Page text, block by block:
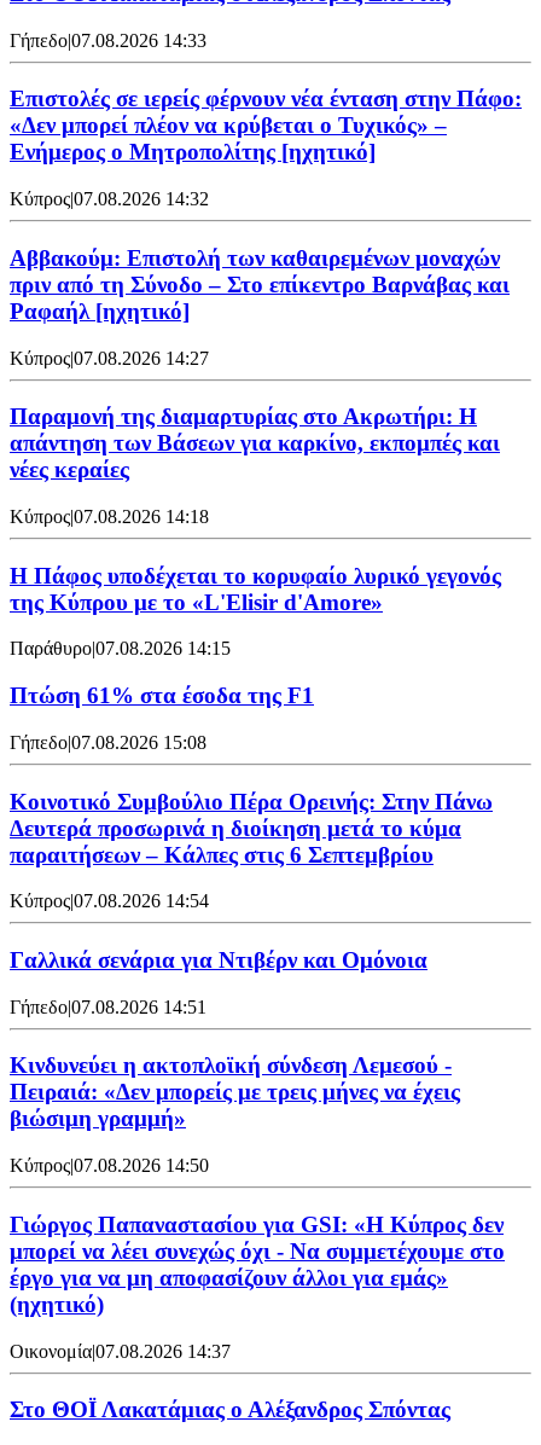
Γήπεδο|07.08.2026 14:33
Επιστολές σε ιερείς φέρνουν νέα ένταση στην Πάφο:
«Δεν μπορεί πλέον να κρύβεται ο Τυχικός» –
Ενήμερος ο Μητροπολίτης [ηχητικό]
Κύπρος|07.08.2026 14:32
Αββακούμ: Επιστολή των καθαιρεμένων μοναχών
πριν από τη Σύνοδο – Στο επίκεντρο Βαρνάβας και
Ραφαήλ [ηχητικό]
Κύπρος|07.08.2026 14:27
Παραμονή της διαμαρτυρίας στο Ακρωτήρι: Η
απάντηση των Βάσεων για καρκίνο, εκπομπές και
νέες κεραίες
Κύπρος|07.08.2026 14:18
Η Πάφος υποδέχεται το κορυφαίο λυρικό γεγονός
της Κύπρου με το «L'Elisir d'Amore»
Παράθυρο|07.08.2026 14:15
Πτώση 61% στα έσοδα της F1
Γήπεδο|07.08.2026 15:08
Κοινοτικό Συμβούλιο Πέρα Ορεινής: Στην Πάνω
Δευτερά προσωρινά η διοίκηση μετά το κύμα
παραιτήσεων – Κάλπες στις 6 Σεπτεμβρίου
Κύπρος|07.08.2026 14:54
Γαλλικά σενάρια για Ντιβέρν και Ομόνοια
Γήπεδο|07.08.2026 14:51
Κινδυνεύει η ακτοπλοϊκή σύνδεση Λεμεσού -
Πειραιά: «Δεν μπορείς με τρεις μήνες να έχεις
βιώσιμη γραμμή»
Κύπρος|07.08.2026 14:50
Γιώργος Παπαναστασίου για GSI: «Η Κύπρος δεν
μπορεί να λέει συνεχώς όχι - Να συμμετέχουμε στο
έργο για να μη αποφασίζουν άλλοι για εμάς»
(ηχητικό)
Οικονομία|07.08.2026 14:37
Στο ΘΟΪ Λακατάμιας ο Αλέξανδρος Σπόντας